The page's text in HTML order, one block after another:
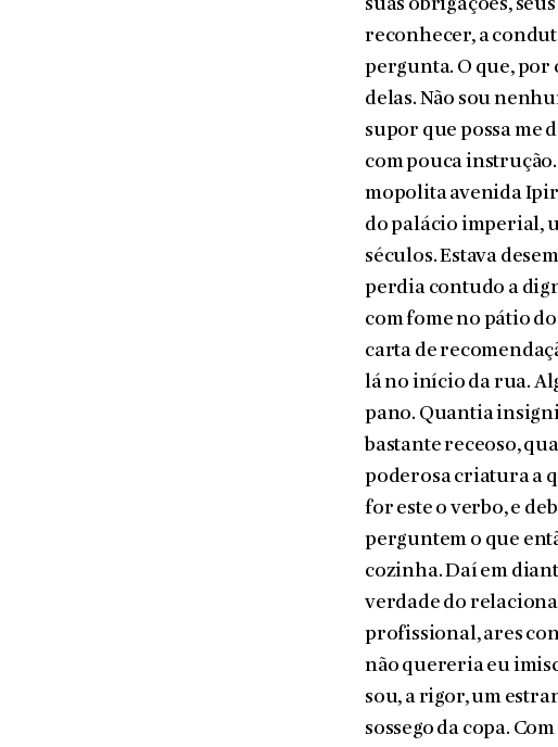
suas obrigações,
reconhe­cer, a
pergunta. O que, por
delas. Não sou
supor que possa me
com pouca
mopolita avenida
do palácio imperial,
séculos. Estava
perdia contudo a
com fome no pátio
carta de
lá no início da rua.
pano. Quantia
bastante receoso,
poderosa criatura a
for este o verbo, e
perguntem o que
cozinha. Daí em
verdade do
profissional, ares
não quereria eu
sou, a rigor, um
sossego da copa.